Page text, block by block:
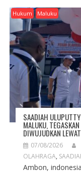
Hukum Maluku
SAADIAH
MALUKU,
DIWUJUDKAN
07/08/2026
OLAHRAGA,
Ambon,